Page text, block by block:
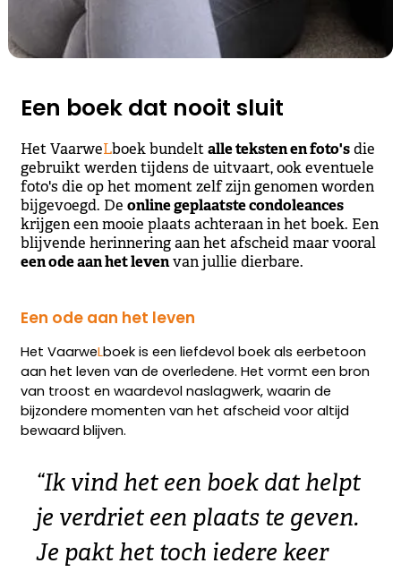
Een boek dat nooit sluit
Het VaarweLboek bundeltalle teksten en foto'sdie
gebruikt werden tijdens de uitvaart, ook eventuele
foto's die op het moment zelf zijn genomen worden
bijgevoegd. De online geplaatste condoleances
krijgen een mooie plaats achteraan in het boek. Een
blijvende herinnering aan het afscheid maar vooral
een ode aan het levenvan jullie dierbare.
Een ode aan het leven
Het VaarweLboek is een liefdevol boek als eerbetoon
aan het leven van de overledene. Het vormt een bron
van troost en waardevol naslagwerk, waarin de
bijzondere momenten van het afscheid voor altijd
bewaard blijven.
“Ik vind het een boek dat helpt
je verdriet een plaats te geven.
Je pakt het toch iedere keer